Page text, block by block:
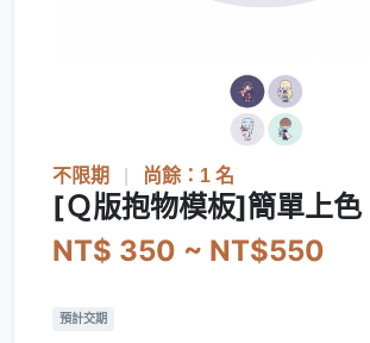
不限期 尚餘：1 名
[Ｑ版抱物模板]簡單上色
NT$ 350 ~ NT$550
預計交期